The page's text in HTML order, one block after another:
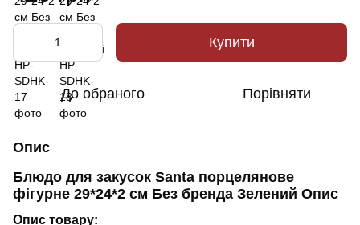
Купити
До обраного Порівняти
Опис
Блюдо для закусок Santa порцелянове
фігурне 29*24*2 см Без бренда Зелений Опис
Опис товару: